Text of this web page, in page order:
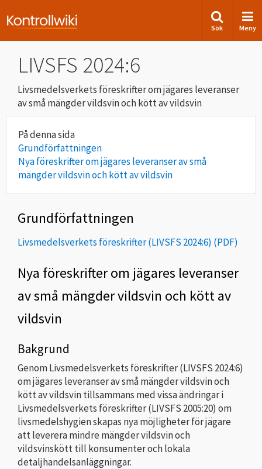
Sök Meny
LIVSFS 2024:6
Livsmedelsverkets föreskrifter om jägares leveranser
av små mängder vildsvin och kött av vildsvin
Grundförfattningen
Nya föreskrifter om jägares leveranser av små
mängder vildsvin och kött av vildsvin
Grundförfattningen
Livsmedelsverkets föreskrifter (LIVSFS 2024:6)
Nya föreskrifter om jägares leveranser
av små mängder vildsvin och kött av
vildsvin
Bakgrund
Genom Livsmedelsverkets föreskrifter (LIVSFS 2024:6)
om jägares leveranser av små mängder vildsvin och
kött av vildsvin tillsammans med vissa ändringar i
Livsmedelsverkets föreskrifter (LIVSFS 2005:20) om
livsmedelshygien skapas nya möjligheter för jägare
att leverera mindre mängder vildsvin och
vildsvinskött till konsumenter och lokala
detaljhandelsanläggningar.